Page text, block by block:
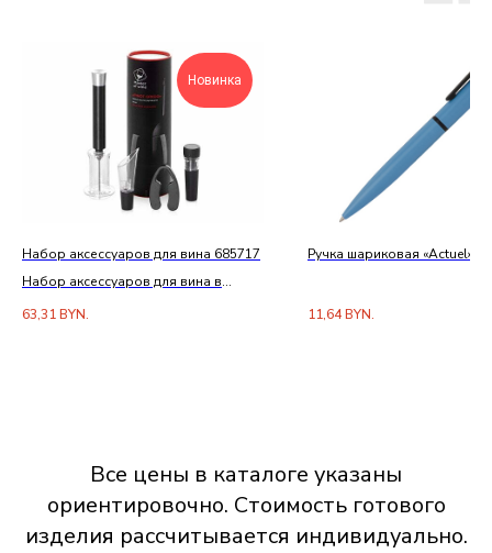
Новинка
Набор аксессуаров для вина 685717
Набор аксессуаров для вина в
63,31BYN.
Ручка шариковая «Actuel»
11,64BYN.
Все цены в каталоге указаны
ориентировочно. Стоимость готового
изделия рассчитывается индивидуально.